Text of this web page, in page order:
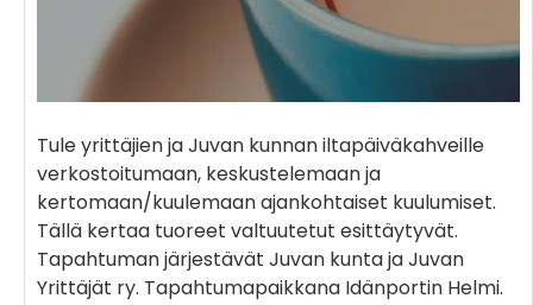
Tule yrittäjien ja Juvan kunnan iltapäiväkahveille
verkostoitumaan, keskustelemaan ja
kertomaan/kuulemaan ajankohtaiset kuulumiset.
Tällä kertaa tuoreet valtuutetut esittäytyvät.
Tapahtuman järjestävät Juvan kunta ja Juvan
Yrittäjät ry. Tapahtumapaikkana Idänportin Helmi.